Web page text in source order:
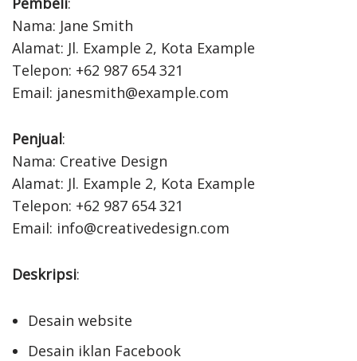
Nama: Jane Smith
Alamat: Jl. Example 2, Kota Example
Telepon: +62 987 654 321
Email: janesmith@example.com
Penjual:
Nama: Creative Design
Alamat: Jl. Example 2, Kota Example
Telepon: +62 987 654 321
Email: info@creativedesign.com
Deskripsi:
Desain website
Desain iklan Facebook